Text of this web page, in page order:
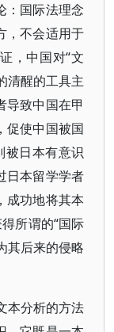
：国际法理念
，不会适用于
，中国对“文
清醒的工具主
导致中国在甲
促使中国被国
被日本有意识
日本留学学者
成功地将其本
所谓的“国际
其后来的侵略
本分析的方法